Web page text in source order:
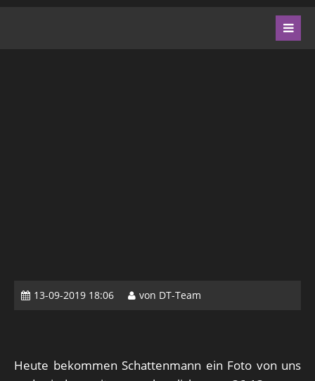
13-09-2019 18:06 von DT-Team
Heute bekommen Schattenmann ein Foto von uns